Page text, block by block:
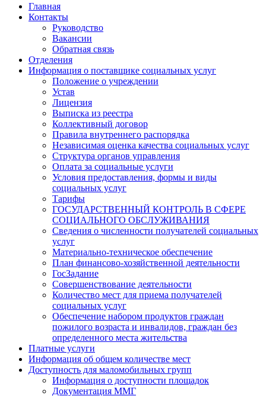
Главная
Контакты
Руководство
Вакансии
Обратная связь
Отделения
Информация о поставщике социальных услуг
Положение о учреждении
Устав
Лицензия
Выписка из реестра
Коллективный договор
Правила внутреннего распорядка
Независимая оценка качества социальных услуг
Структура органов управления
Оплата за социальные услуги
Условия предоставления, формы и виды
социальных услуг
Тарифы
ГОСУДАРСТВЕННЫЙ КОНТРОЛЬ В СФЕРЕ
СОЦИАЛЬНОГО ОБСЛУЖИВАНИЯ
Сведения о численности получателей социальных
услуг
Материально-техническое обеспечение
План финансово-хозяйственной деятельности
ГосЗадание
Совершенствование деятельности
Количество мест для приема получателей
социальных услуг
Обеспечение набором продуктов граждан
пожилого возраста и инвалидов, граждан без
определенного места жительства
Платные услуги
Информация об общем количестве мест
Доступность для маломобильных групп
Информация о доступности площадок
Документация ММГ